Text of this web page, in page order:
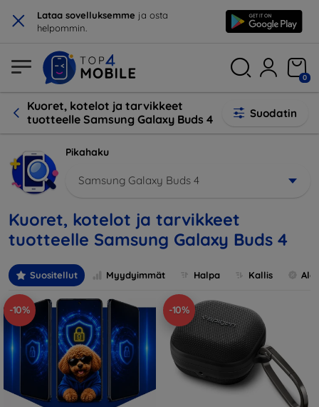
× Lataa sovelluksemme ja osta
helpommin.
0
Kuoret, kotelot ja tarvikkeet
tuotteelle Samsung Galaxy Buds 4
Suodatin
Pikahaku
Samsung Galaxy Buds 4
Kuoret, kotelot ja tarvikkeet
tuotteelle Samsung Galaxy Buds 4
Suositellut Myydyimmät Halpa Kallis
-10% -10%